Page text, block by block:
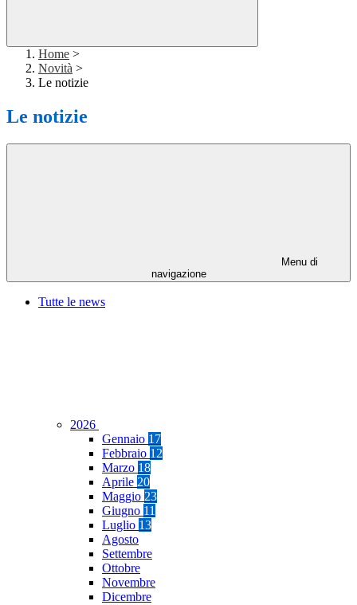
Home >
Novità >
Le notizie
Le notizie
Menu di
navigazione
Tutte le news
2026
Gennaio 17
Febbraio 12
Marzo 18
Aprile 20
Maggio 23
Giugno 11
Luglio 13
Agosto
Settembre
Ottobre
Novembre
Dicembre